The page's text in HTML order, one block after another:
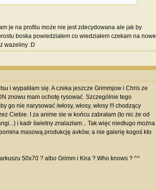
je na profilu może nie jest zdecydowana ale jak by
boska powiedziałem co wiedziałem czekam na nowe
wazeliny :D
i wypaliłam się. A czeka jeszcze Grimmjow i Chris ze
znowu mam ochotę rysować. Szczególnie tego
go nie narysować /włosy, włosy, włosy !!! chodzący
Ciebie. I za anime sie w końcu zabrałam (to nic że od
i kadr świetny znalazłam... Tak więc niedługo można
masową produkcję avków, a nie galerię kogoś kto
50x70 ? albo Grimm i Kira ? Who knows ? ^^